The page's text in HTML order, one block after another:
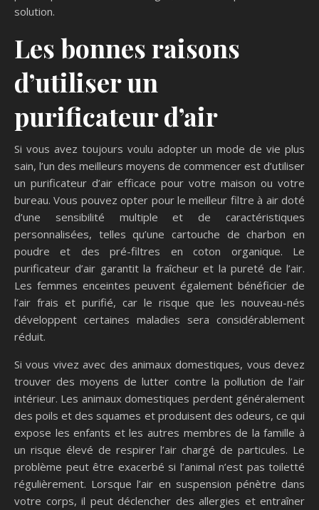
solution.
Les bonnes raisons
d’utiliser un
purificateur d’air
Si vous avez toujours voulu adopter un mode de vie plus
sain, l’un des meilleurs moyens de commencer est d’utiliser
un purificateur d’air efficace pour votre maison ou votre
bureau. Vous pouvez opter pour le meilleur filtre à air doté
d’une sensibilité multiple et de caractéristiques
personnalisées, telles qu’une cartouche de charbon en
poudre et des pré-filtres en coton organique. Le
purificateur d’air garantit la fraîcheur et la pureté de l’air.
Les femmes enceintes peuvent également bénéficier de
l’air frais et purifié, car le risque que les nouveau-nés
développent certaines maladies sera considérablement
réduit.
Si vous vivez avec des animaux domestiques, vous devez
trouver des moyens de lutter contre la pollution de l’air
intérieur. Les animaux domestiques perdent généralement
des poils et des squames et produisent des odeurs, ce qui
expose les enfants et les autres membres de la famille à
un risque élevé de respirer l’air chargé de particules. Le
problème peut être exacerbé si l’animal n’est pas toiletté
régulièrement. Lorsque l’air en suspension pénètre dans
votre corps, il peut déclencher des allergies et entraîner